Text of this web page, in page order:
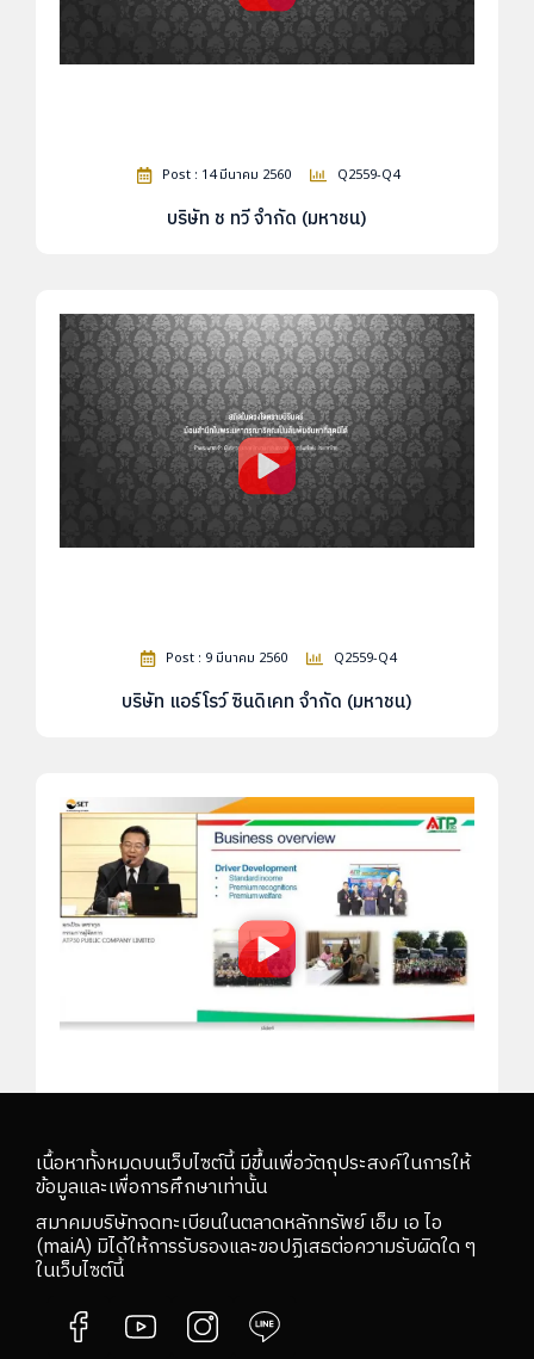
Post : 14 มีนาคม 2560 Q2559-Q4
บริษัท ช ทวี จำกัด (มหาชน)
Post : 9 มีนาคม 2560 Q2559-Q4
บริษัท แอร์โรว์ ซินดิเคท จำกัด (มหาชน)
บริษัท เอทีพี 30 จำกัด (มหาชน)
เนื้อหาทั้งหมดบนเว็บไซต์นี้ มีขึ้นเพื่อวัตถุประสงค์ในการให้
ข้อมูลและเพื่อการศึกษาเท่านั้น
สมาคมบริษัทจดทะเบียนในตลาดหลักทรัพย์ เอ็ม เอ ไอ
(maiA) มิได้ให้การรับรองและขอปฏิเสธต่อความรับผิดใด ๆ
ในเว็บไซต์นี้